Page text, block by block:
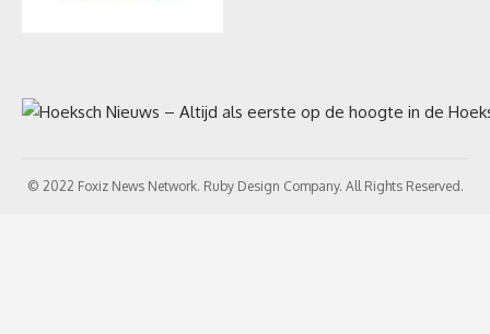
© 2022 Foxiz News Network. Ruby Design Company. All Rights Reserved.